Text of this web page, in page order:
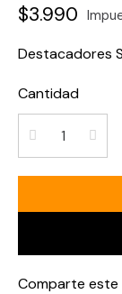
$3.990
Destacadores
Cantidad
Comparte